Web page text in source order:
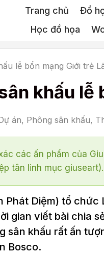
Trang chủ Đồ
Học đồ họa
lễ bổn mạng Giới trẻ
khấu lễ
án, Phông sân khấu,
các ấn phẩm của
tân linh mục giuseart).
Phát Diệm) tổ
gian viết bài chia
sân khấu rất ấn
Bosco.